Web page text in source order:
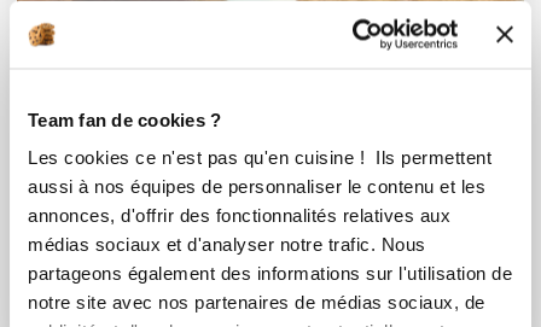
Team fan de cookies ?
Les cookies ce n'est pas qu'en cuisine ! Ils permettent
aussi à nos équipes de personnaliser le contenu et les
annonces, d'offrir des fonctionnalités relatives aux
médias sociaux et d'analyser notre trafic. Nous
partageons également des informations sur l'utilisation de
notre site avec nos partenaires de médias sociaux, de
Corinne Olmeta
Conseillère Guy Demarle
Spéculoos antigaspi (à la farine de p...
Aucune note